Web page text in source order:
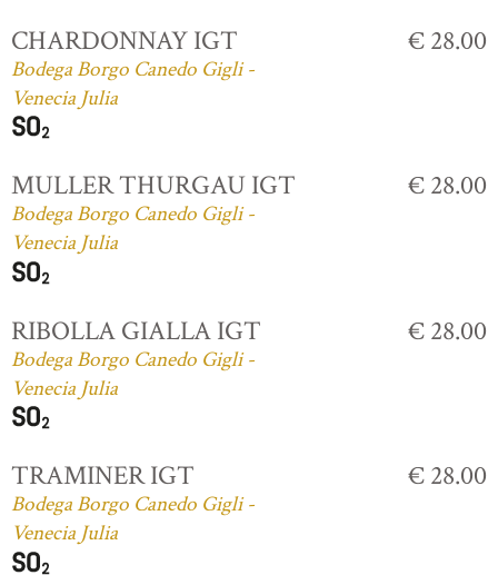
CHARDONNAY IGT
Bodega Borgo Canedo Gigli -
Venecia Julia
€ 28.00
MULLER THURGAU IGT
Bodega Borgo Canedo Gigli -
Venecia Julia
€ 28.00
RIBOLLA GIALLA IGT
Bodega Borgo Canedo Gigli -
Venecia Julia
€ 28.00
TRAMINER IGT
Bodega Borgo Canedo Gigli -
Venecia Julia
€ 28.00